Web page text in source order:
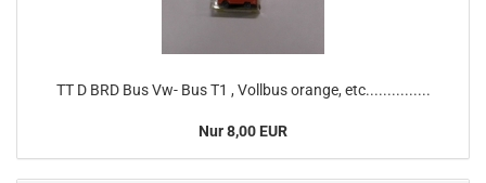
TT D BRD Bus Vw- Bus T1 , Vollbus orange, etc...............
Nur 8,00 EUR